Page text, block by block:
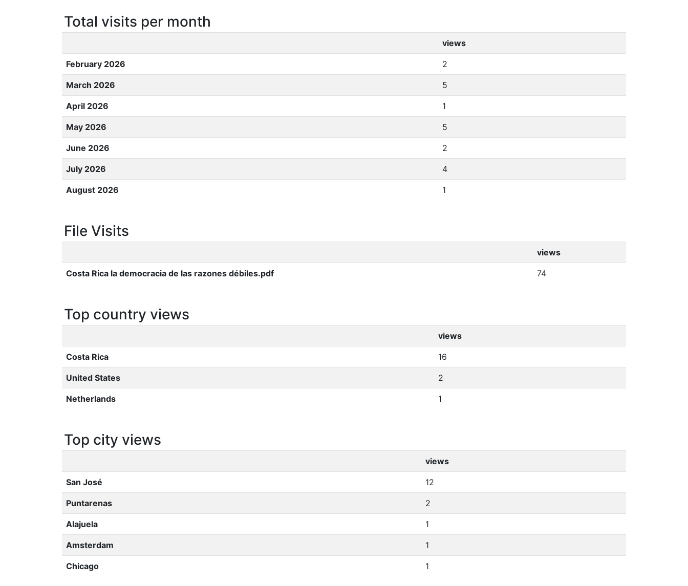
Total visits per month
views
February 2026 2
March 2026 5
April 2026 1
May 2026 5
June 2026 2
July 2026 4
August 2026 1
File Visits
views
Costa Rica la democracia de las razones débiles.pdf 74
Top country views
views
Costa Rica 16
United States 2
Netherlands 1
Top city views
views
San José 12
Puntarenas 2
Alajuela 1
Amsterdam 1
Chicago 1